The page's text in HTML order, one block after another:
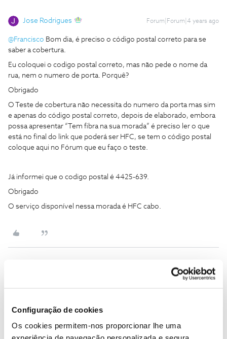
Configuração de cookies
Os cookies permitem-nos proporcionar lhe uma
Jose Rodrigues Forum|Forum|4 years ago
@Francisco Bom dia, é preciso o código postal correto para se
saber a cobertura.
Eu coloquei o codigo postal correto, mas não pede o nome da
rua, nem o numero de porta. Porquê?
Obrigado
O Teste de cobertura não necessita do numero da porta mas sim
e apenas do código postal correto, depois de elaborado, embora
possa apresentar “Tem fibra na sua morada” é preciso ler o que
está no final do link que poderá ser HFC, se tem o código postal
coloque aqui no Fórum que eu faço o teste.
Já informei que o codigo postal é 4425-639.
Obrigado
O serviço disponível nessa morada é HFC cabo.
Forum|Forum|4 years ago
saber a cobertura.
Eu coloquei o codigo postal correto, mas não pede o nome da
rua, nem o numero de porta. Porquê?